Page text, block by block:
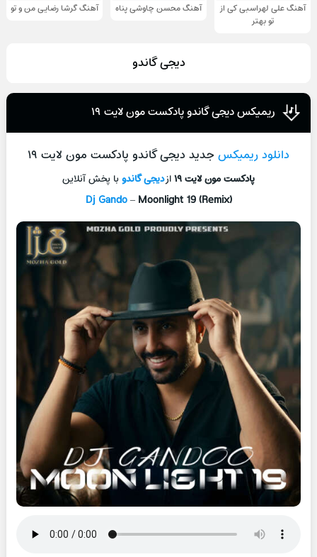
آهنگ علی لهراسبی کی از
تو ‌بهتر
آهنگ محسن چاوشی پناه آهنگ گرشا رضایی من و تو
دیجی گاندو
ریمیکس دیجی گاندو پادکست مون لایت ۱۹
دانلود ریمیکس جدید دیجی گاندو پادکست مون لایت ۱۹
پادکست مون لایت ۱۹ ازدیجی گاندوبا پخش آنلاین
Dj Gando– Moonlight 19 (Remix)